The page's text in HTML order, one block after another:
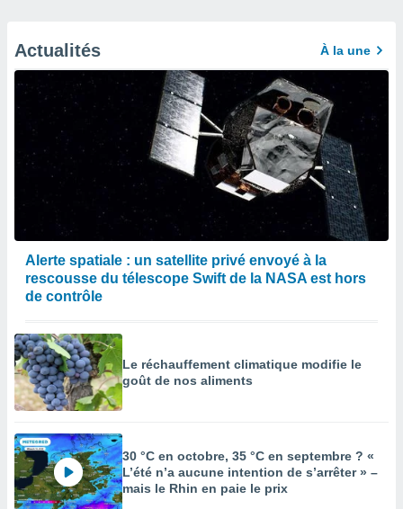
Actualités À la une
Alerte spatiale : un satellite privé envoyé à la
rescousse du télescope Swift de la NASA est hors
de contrôle
Le réchauffement climatique modifie le
goût de nos aliments
30 °C en octobre, 35 °C en septembre ? «
L’été n’a aucune intention de s’arrêter » –
mais le Rhin en paie le prix